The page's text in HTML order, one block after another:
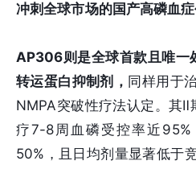
冲刺全球市场的国产高磷血症
AP306则是全球首款且唯一
转运蛋白抑制剂， 同样用于
NMPA突破性疗法认定。其
疗7-8周血磷受控率近
50%，且日均剂量显著低于